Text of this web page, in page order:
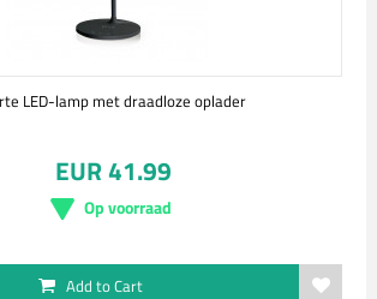
LED-lamp met draadloze oplader
EUR 41.99
Op voorraad
Add to Cart